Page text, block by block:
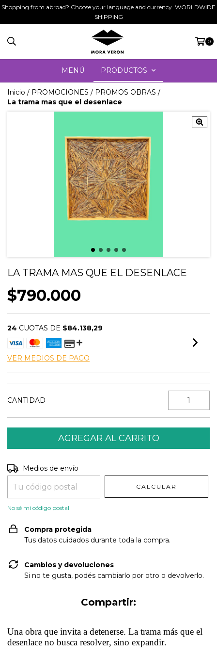
Shopping from abroad? Choose your language and currency. WORLDWIDE
SHIPPING
0
MENÚ PRODUCTOS
Inicio / PROMOCIONES / PROMOS OBRAS /
La trama mas que el desenlace
LA TRAMA MAS QUE EL DESENLACE
$790.000
24 CUOTAS DE $84.138,29
VER MEDIOS DE PAGO
CANTIDAD
Entregas para el CP:
Medios de envío
CALCULAR
No sé mi código postal
Compra protegida
Tus datos cuidados durante toda la compra.
Cambios y devoluciones
Si no te gusta, podés cambiarlo por otro o devolverlo.
Compartir:
Una obra que invita a detenerse. La trama más que el
desenlace no busca resolver, sino expandir.